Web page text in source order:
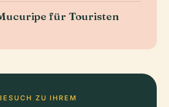
für Touristen
ZU IHREM